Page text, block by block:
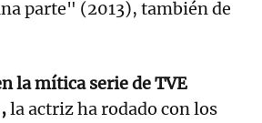
parte" (2013), también de
la mítica serie de TVE
la actriz ha rodado con los